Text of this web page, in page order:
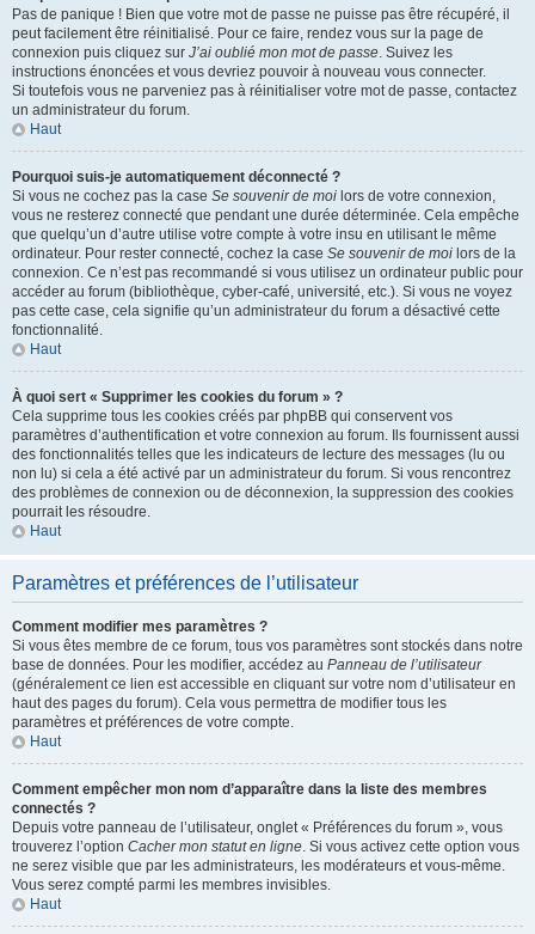
Pas de panique ! Bien que votre mot de passe ne puisse pas être récupéré, il
peut facilement être réinitialisé. Pour ce faire, rendez vous sur la page de
connexion puis cliquez sur J’ai oublié mon mot de passe. Suivez les
instructions énoncées et vous devriez pouvoir à nouveau vous connecter.
Si toutefois vous ne parveniez pas à réinitialiser votre mot de passe, contactez
un administrateur du forum.
Haut
Pourquoi suis-je automatiquement déconnecté ?
Si vous ne cochez pas la case Se souvenir de moi lors de votre connexion,
vous ne resterez connecté que pendant une durée déterminée. Cela empêche
que quelqu’un d’autre utilise votre compte à votre insu en utilisant le même
ordinateur. Pour rester connecté, cochez la case Se souvenir de moi lors de la
connexion. Ce n’est pas recommandé si vous utilisez un ordinateur public pour
accéder au forum (bibliothèque, cyber-café, université, etc.). Si vous ne voyez
pas cette case, cela signifie qu’un administrateur du forum a désactivé cette
fonctionnalité.
Haut
À quoi sert « Supprimer les cookies du forum » ?
Cela supprime tous les cookies créés par phpBB qui conservent vos
paramètres d’authentification et votre connexion au forum. Ils fournissent aussi
des fonctionnalités telles que les indicateurs de lecture des messages (lu ou
non lu) si cela a été activé par un administrateur du forum. Si vous rencontrez
des problèmes de connexion ou de déconnexion, la suppression des cookies
pourrait les résoudre.
Haut
Paramètres et préférences de l’utilisateur
Comment modifier mes paramètres ?
Si vous êtes membre de ce forum, tous vos paramètres sont stockés dans notre
base de données. Pour les modifier, accédez au Panneau de l’utilisateur
(généralement ce lien est accessible en cliquant sur votre nom d’utilisateur en
haut des pages du forum). Cela vous permettra de modifier tous les
paramètres et préférences de votre compte.
Haut
Comment empêcher mon nom d’apparaître dans la liste des membres
connectés ?
Depuis votre panneau de l’utilisateur, onglet « Préférences du forum », vous
trouverez l’option Cacher mon statut en ligne. Si vous activez cette option vous
ne serez visible que par les administrateurs, les modérateurs et vous-même.
Vous serez compté parmi les membres invisibles.
Haut